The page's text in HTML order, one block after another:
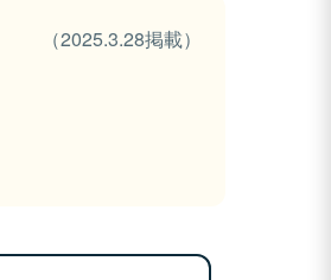
（2025.3.28掲載）